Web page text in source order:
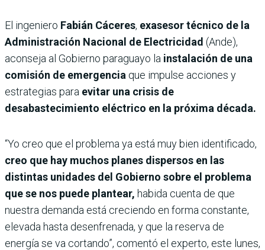
El ingeniero Fabián Cáceres, exasesor técnico de la
Administración Nacional de Electricidad (Ande),
aconseja al Gobierno paraguayo la instalación de una
comisión de emergencia que impulse acciones y
estrategias para evitar una crisis de
desabastecimiento eléctrico en la próxima década.
“Yo creo que el problema ya está muy bien identificado,
creo que hay muchos planes dispersos en las
distintas unidades del Gobierno sobre el problema
que se nos puede plantear, habida cuenta de que
nuestra demanda está creciendo en forma constante,
elevada hasta desenfrenada, y que la reserva de
energía se va cortando”, comentó el experto, este lunes,